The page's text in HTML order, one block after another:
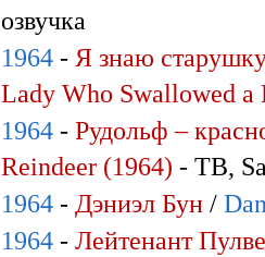
озвучка
1964 - Я знаю
Lady Who Swallowed a
1964 -Рудольф –
Reindeer (1964) - ТВ,
1964 - Дэниэл Бун /
1964 -Лейтенант